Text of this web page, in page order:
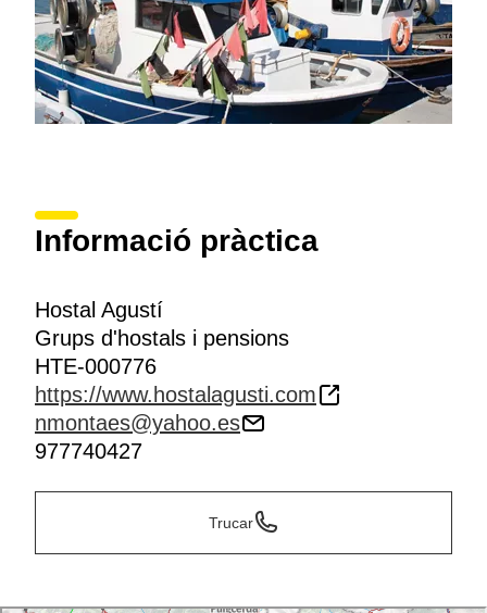
Informació pràctica
Hostal Agustí
Grups d'hostals i pensions
HTE-000776
https://www.hostalagusti.com
nmontaes@yahoo.es
977740427
Trucar